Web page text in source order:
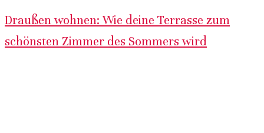
Draußen wohnen: Wie deine Terrasse zum
schönsten Zimmer des Sommers wird